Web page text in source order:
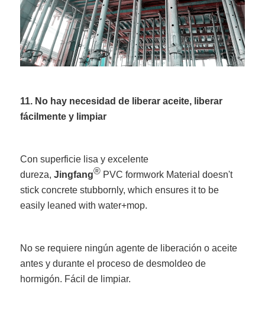
11. No hay necesidad de liberar aceite, liberar
fácilmente y limpiar
Con superficie lisa y excelente
dureza,Jingfang® PVC formwork Material doesn't
stick concrete stubbornly, which ensures it to be
easily leaned with water+mop.
No se requiere ningún agente de liberación o aceite
antes y durante el proceso de desmoldeo de
hormigón. Fácil de limpiar.